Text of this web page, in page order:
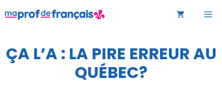
au
ÇA L’A : LA PIRE ERREUR AU
QUÉBEC?